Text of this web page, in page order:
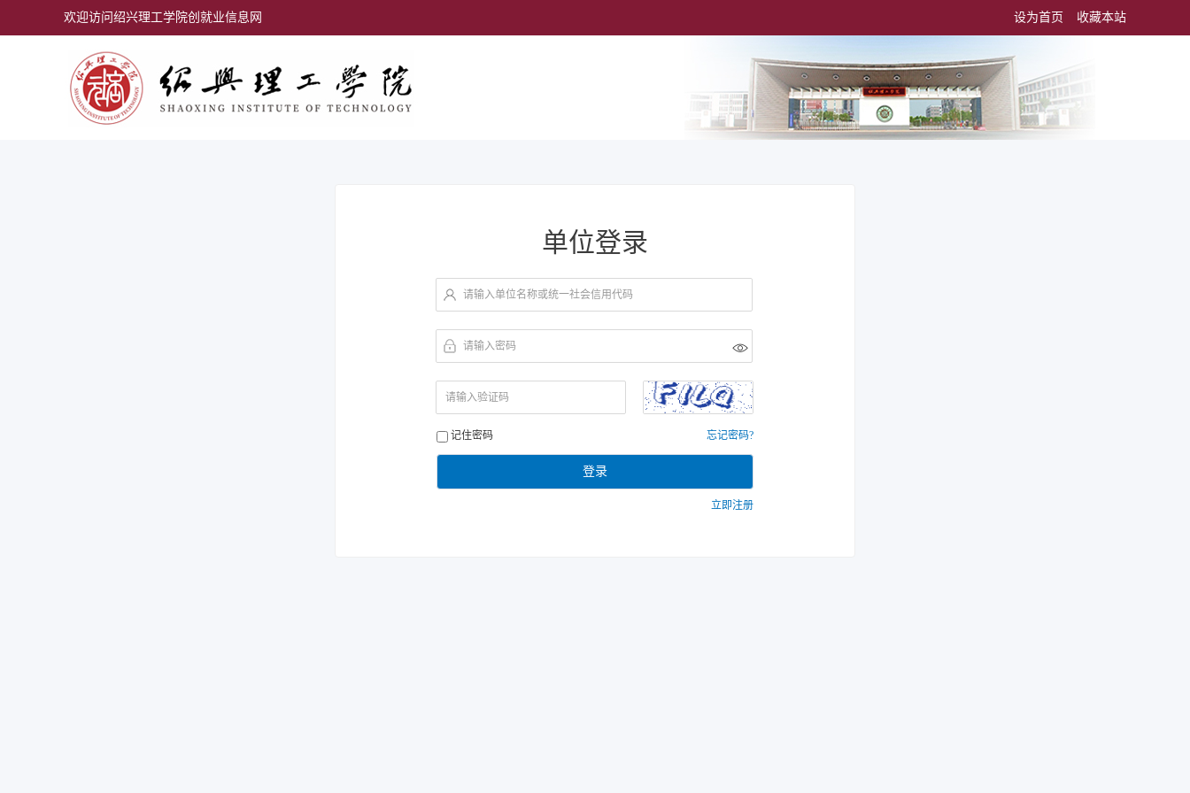
欢迎访问绍兴理工学院创就业信息网 设为首页 收藏本站
单位登录
请输入单位名称或统一社会信用代码
请输入密码
请输入验证码
忘记密码?
记住密码
登录
立即注册